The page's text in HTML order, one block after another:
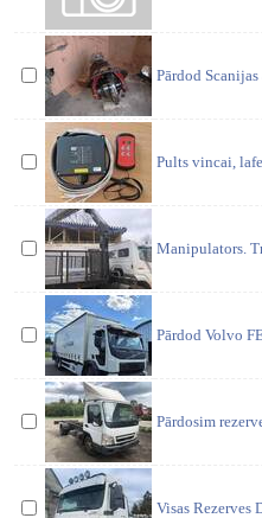
Pārdod
Pults vincai,
Manipulators.
Pārdod Volvo
Pārdosim
Visas